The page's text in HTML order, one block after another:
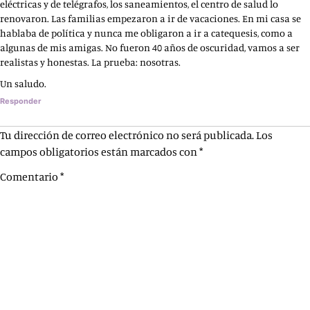
eléctricas y de telégrafos, los saneamientos, el centro de salud lo
renovaron. Las familias empezaron a ir de vacaciones. En mi casa se
hablaba de política y nunca me obligaron a ir a catequesis, como a
algunas de mis amigas. No fueron 40 años de oscuridad, vamos a ser
realistas y honestas. La prueba: nosotras.
Un saludo.
Responder
Tu dirección de correo electrónico no será publicada.Los
campos obligatorios están marcados con*
Comentario *